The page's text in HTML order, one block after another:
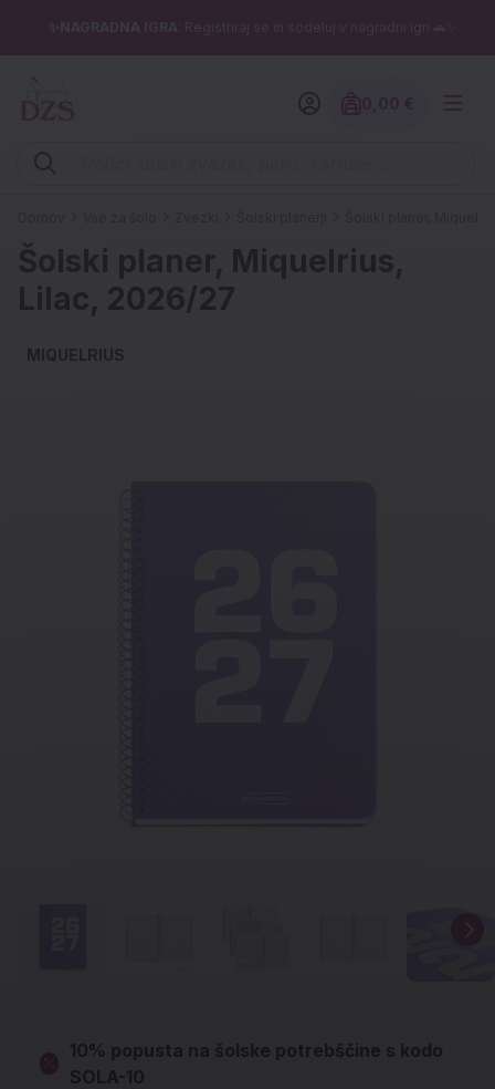
✨NAGRADNA IGRA : Registriraj se in sodeluj v nagradni igri 🚗✨
Vpišite iskalni niz (šolski zvezek, pero, kartuše ...)
Znesek
Šolski planer, Miquelrius,
Lilac, 2026/27
MIQUELRIUS
10% popusta na šolske potrebščine s kodo
SOLA-10